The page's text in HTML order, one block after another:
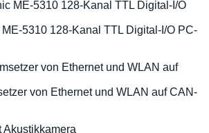
5310 128-Kanal TTL Digital-I/O PC-
von Ethernet und WLAN auf CAN-